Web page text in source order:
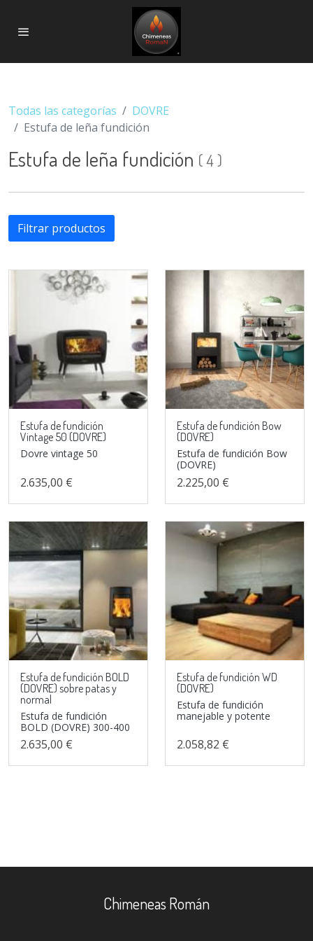
Todas las categorías
DOVRE
Estufa de leña fundición
Estufa de leña fundición (4)
Filtrar productos
Estufa de fundición
Vintage 50 (DOVRE)
Dovre vintage 50
2.635,00 €
Estufa de fundición Bow
(DOVRE)
Estufa de fundición Bow
(DOVRE)
2.225,00 €
Estufa de fundición BOLD
(DOVRE) sobre patas y
normal
Estufa de fundición
BOLD (DOVRE) 300-400
2.635,00 €
Estufa de fundición WD
(DOVRE)
Estufa de fundición
manejable y potente
2.058,82 €
Chimeneas Román